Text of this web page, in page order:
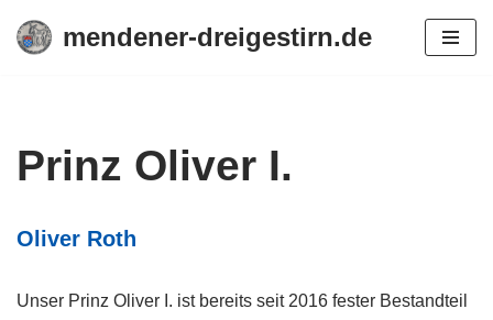
Zum
mendener-dreigestirn.de
Prinz Oliver I.
Oliver Roth
Unser Prinz Oliver I. ist bereits seit 2016 fester Bestandteil